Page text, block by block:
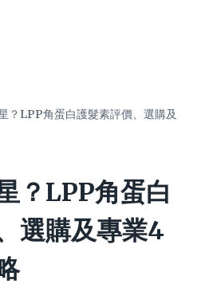
？LPP角蛋白護髮素評價、選購及
？LPP角蛋白
選購及專業4